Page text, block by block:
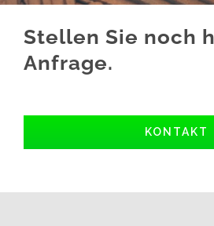
Stellen Sie noch
Anfrage.
KONTAKT